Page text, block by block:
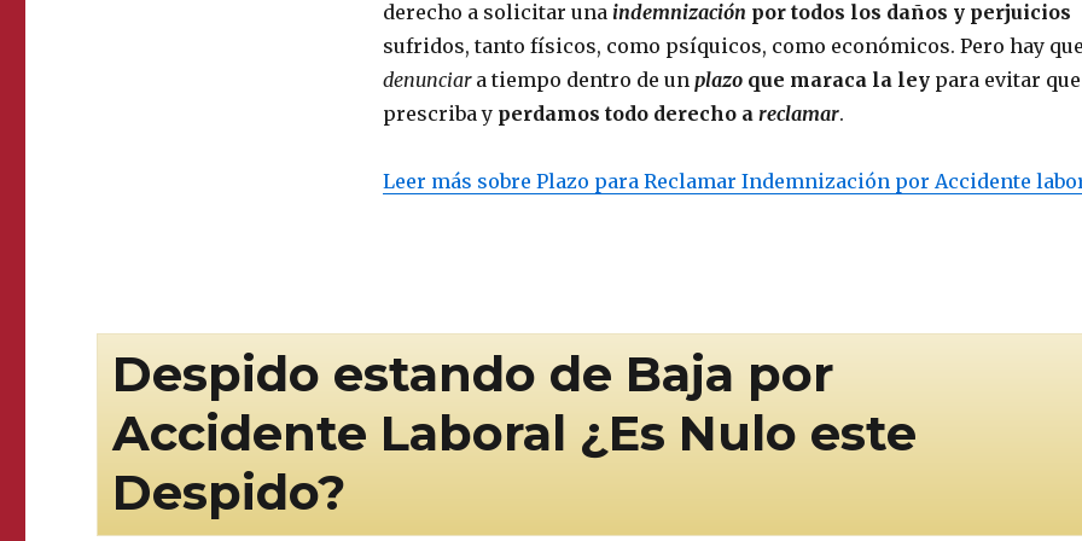
derecho a solicitar una indemnización por todos los daños y perjuicios
sufridos, tanto físicos, como psíquicos, como económicos. Pero hay que
denunciara tiempo dentro de un plazoque maraca la leypara evitar que
prescriba y perdamos todo derecho a reclamar.
Leer más sobre Plazo para Reclamar Indemnización por Accidente
Despido estando de Baja por
Accidente Laboral ¿Es Nulo este
Despido?